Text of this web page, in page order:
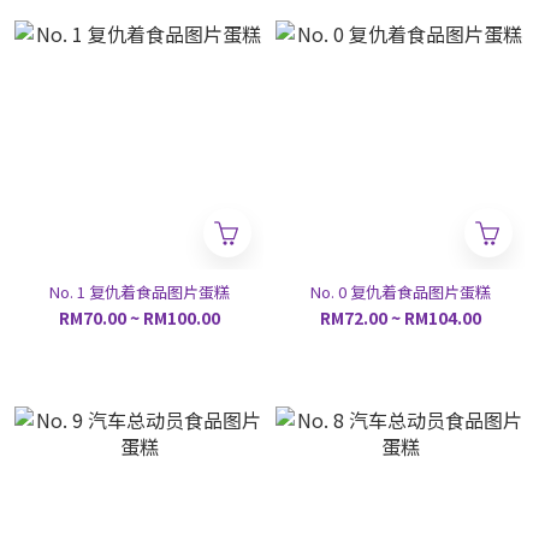
No. 1 复仇着食品图片蛋糕
RM70.00 ~ RM100.00
No. 0 复仇着食品图片蛋糕
RM72.00 ~ RM104.00